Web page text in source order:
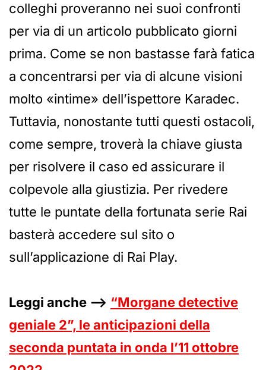
colleghi proveranno nei suoi confronti
per via di un articolo pubblicato giorni
prima. Come se non bastasse farà fatica
a concentrarsi per via di alcune visioni
molto «intime» dell’ispettore Karadec.
Tuttavia, nonostante tutti questi ostacoli,
come sempre, troverà la chiave giusta
per risolvere il caso ed assicurare il
colpevole alla giustizia. Per rivedere
tutte le puntate della fortunata serie Rai
basterà accedere sul sito o
sull’applicazione di Rai Play.
Leggi anche –> “Morgane detective
geniale 2”, le anticipazioni della
seconda puntata in onda l’11 ottobre